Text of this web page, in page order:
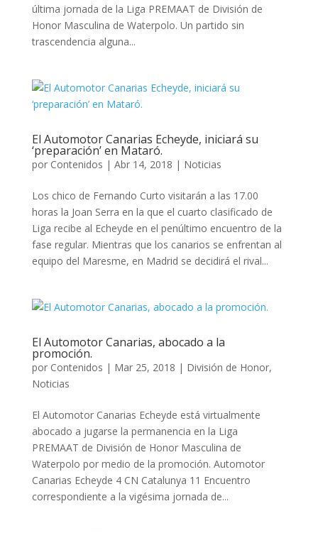
última jornada de la Liga PREMAAT de División de
Honor Masculina de Waterpolo. Un partido sin
trascendencia alguna...
El Automotor Canarias Echeyde, iniciará su
‘preparación’ en Mataró.
por Contenidos | Abr 14, 2018 | Noticias
Los chico de Fernando Curto visitarán a las 17.00
horas la Joan Serra en la que el cuarto clasificado de
Liga recibe al Echeyde en el penúltimo encuentro de la
fase regular. Mientras que los canarios se enfrentan al
equipo del Maresme, en Madrid se decidirá el rival...
El Automotor Canarias, abocado a la
promoción.
por Contenidos | Mar 25, 2018 | División de Honor,
Noticias
El Automotor Canarias Echeyde está virtualmente
abocado a jugarse la permanencia en la Liga
PREMAAT de División de Honor Masculina de
Waterpolo por medio de la promoción. Automotor
Canarias Echeyde 4 CN Catalunya 11 Encuentro
correspondiente a la vigésima jornada de...